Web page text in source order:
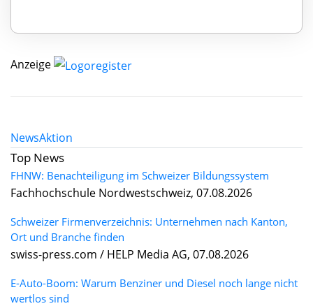
Anzeige
NewsAktion
Top News
FHNW: Benachteiligung im Schweizer Bildungssystem
Fachhochschule Nordwestschweiz, 07.08.2026
Schweizer Firmenverzeichnis: Unternehmen nach Kanton,
Ort und Branche finden
swiss-press.com / HELP Media AG, 07.08.2026
E-Auto-Boom: Warum Benziner und Diesel noch lange nicht
wertlos sind